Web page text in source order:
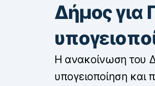
Δήμος για
Η ανακοίνωση του
υπογειοποίηση και